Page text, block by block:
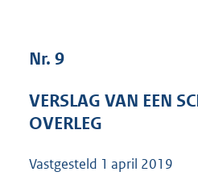
Nr. 9
VERSLAG VAN EEN
OVERLEG
Vastgesteld 1 april 2019